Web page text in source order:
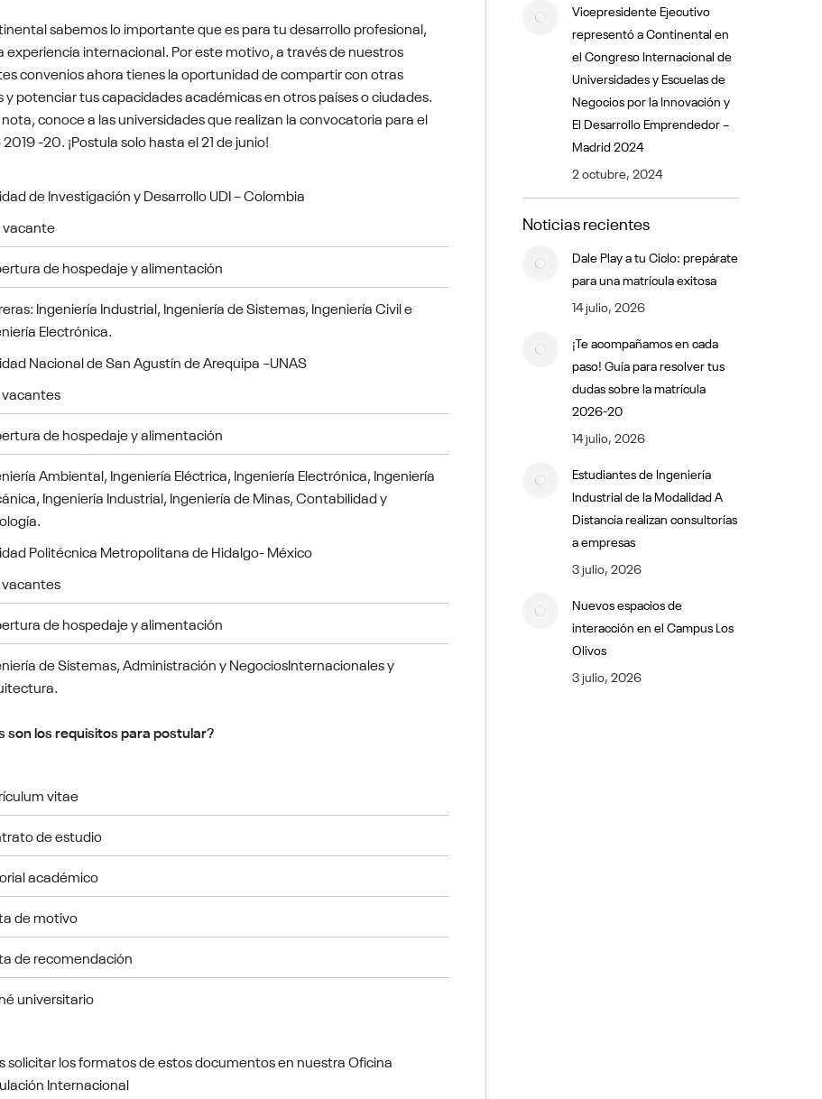
sabemos lo importante que es para tu desarrollo profesional,
experiencia internacional. Por este motivo, a través de nuestros
convenios ahora tienes la oportunidad de compartir con otras
y potenciar tus capacidades académicas en otros países o ciudades.
conoce a las universidades que realizan la convocatoria para el
-20. ¡Postula solo hasta el 21 de junio!
de Investigación y Desarrollo UDI – Colombia
vacante
de hospedaje y alimentación
Ingeniería Industrial, Ingeniería de Sistemas, Ingeniería Civil e
Electrónica.
Nacional de San Agustín de Arequipa –UNAS
vacantes
de hospedaje y alimentación
Ambiental, Ingeniería Eléctrica, Ingeniería Electrónica, Ingeniería
Ingeniería Industrial, Ingeniería de Minas, Contabilidad y
Politécnica Metropolitana de Hidalgo- México
vacantes
de hospedaje y alimentación
de Sistemas, Administración y NegociosInternacionales y
son los requisitos para postular?
vitae
de estudio
académico
de motivo
de recomendación
universitario
solicitar los formatos de estos documentos en nuestra Oficina
Internacional
Vicepresidente Ejecutivo
representó a Continental en
el Congreso Internacional de
Universidades y Escuelas de
Negocios por la Innovación y
El Desarrollo Emprendedor –
Madrid 2024
2 octubre, 2024
Noticias recientes
Dale Play a tu Ciclo: prepárate
para una matrícula exitosa
14 julio, 2026
¡Te acompañamos en cada
paso! Guía para resolver tus
dudas sobre la matrícula
2026-20
14 julio, 2026
Estudiantes de Ingeniería
Industrial de la Modalidad A
Distancia realizan consultorías
a empresas
3 julio, 2026
Nuevos espacios de
interacción en el Campus Los
Olivos
3 julio, 2026